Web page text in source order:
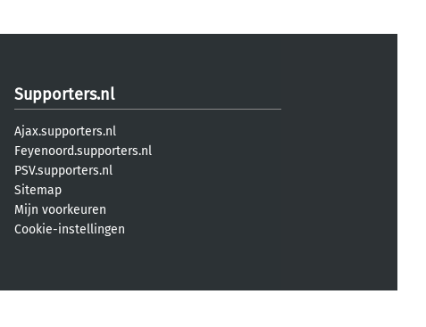
Supporters.nl
Ajax.supporters.nl
Feyenoord.supporters.nl
PSV.supporters.nl
Sitemap
Mijn voorkeuren
Cookie-instellingen